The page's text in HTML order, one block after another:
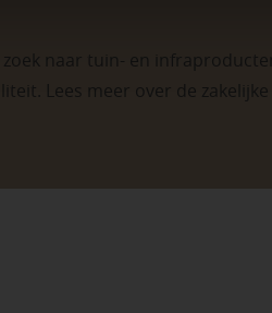
naar tuin- en
Lees meer over de